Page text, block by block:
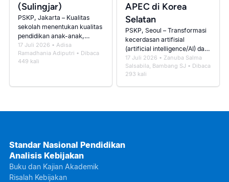
(Sulingjar)
PSKP, Jakarta – Kualitas
sekolah menentukan kualitas
pendidikan anak-anak,
terutama pada tingkat
Pendidikan Anak Usia Dini
(PAUD). PA...
17 Juli 2026 • Adisa
Ramadhania Adiputri • Dibaca
449 kali
APEC di Korea
Selatan
PSKP, Seoul – Transformasi
kecerdasan artifisial
(artificial intelligence/AI) dan
teknologi digital mengubah
kebutuhan kompetensi dunia
ke...
17 Juli 2026 • Zanuba Salma
Salsabila, Bambang SJ • Dibaca
293 kali
Standar Nasional Pendidikan
Analisis Kebijakan
Buku dan Kajian Akademik
Risalah Kebijakan